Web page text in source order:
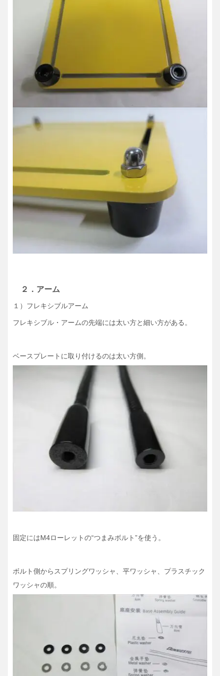
２．アーム
１）フレキシブルアーム
フレキシブル・アームの先端には太い方と細い方がある。
ベースプレートに取り付けるのは太い方側。
固定にはM4ローレットの“つまみボルト”を使う。
ボルト側からスプリングワッシャ、平ワッシャ、プラスチック
ワッシャの順。